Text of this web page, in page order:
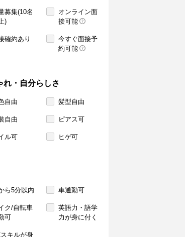
募集(10名
)
オンライン面
接可能
確約あり
今すぐ面接予
約可能
れ・自分らしさ
自由 髪型自由
自由 ピアス可
ル可 ヒゲ可
ら5分以内 車通勤可
ク/自転車
可
英語力・語学
力が身に付く
スキルが身